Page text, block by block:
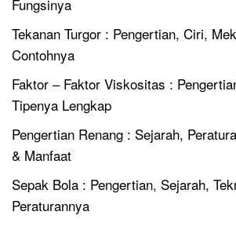
Fungsinya
Tekanan Turgor : Pengertian, Ciri,
Contohnya
Faktor – Faktor Viskositas :
Tipenya Lengkap
Pengertian Renang : Sejarah,
& Manfaat
Sepak Bola : Pengertian, Sejarah,
Peraturannya